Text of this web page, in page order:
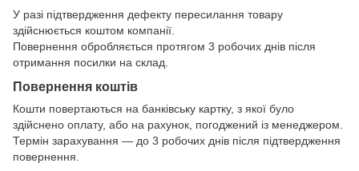
У разі підтвердження дефекту пересилання товару
здійснюється коштом компанії.
Повернення обробляється протягом 3 робочих днів після
отримання посилки на склад.
Повернення коштів
Кошти повертаються на банківську картку, з якої було
здійснено оплату, або на рахунок, погоджений із менеджером.
Термін зарахування — до 3 робочих днів після підтвердження
повернення.